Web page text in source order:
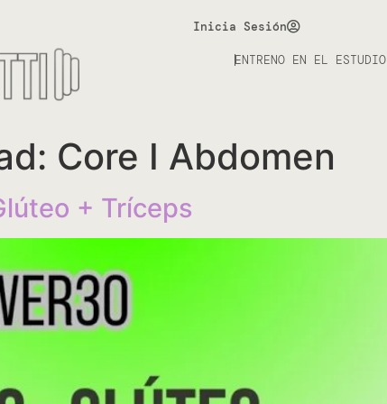
Inicia Sesión
ENTRENO EN EL ESTUDIO
Core I Abdomen
+ Tríceps